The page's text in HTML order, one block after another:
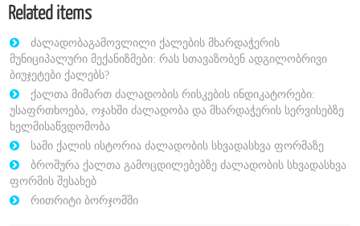
Related items
ძალადობაგამოვლილი ქალების მხარდაჭერის
მუნიციპალური მექანიზმები: რას სთავაზობენ ადგილობრივი
ბიუჯეტები ქალებს?
ქალთა მიმართ ძალადობის რისკების ინდიკატორები:
უსაფრთხოება, ოჯახში ძალადობა და მხარდაჭერის სერვისებზე
ხელმისაწვდომობა
სამი ქალის ისტორია ძალადობის სხვადასხვა ფორმაზე
ბროშურა ქალთა გამოცდილებებზე ძალადობის სხვადასხვა
ფორმის შესახებ
რითრიტი ბორჯომში